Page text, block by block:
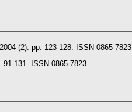
(2). pp. 123-128. ISSN 0865-7823
131. ISSN 0865-7823